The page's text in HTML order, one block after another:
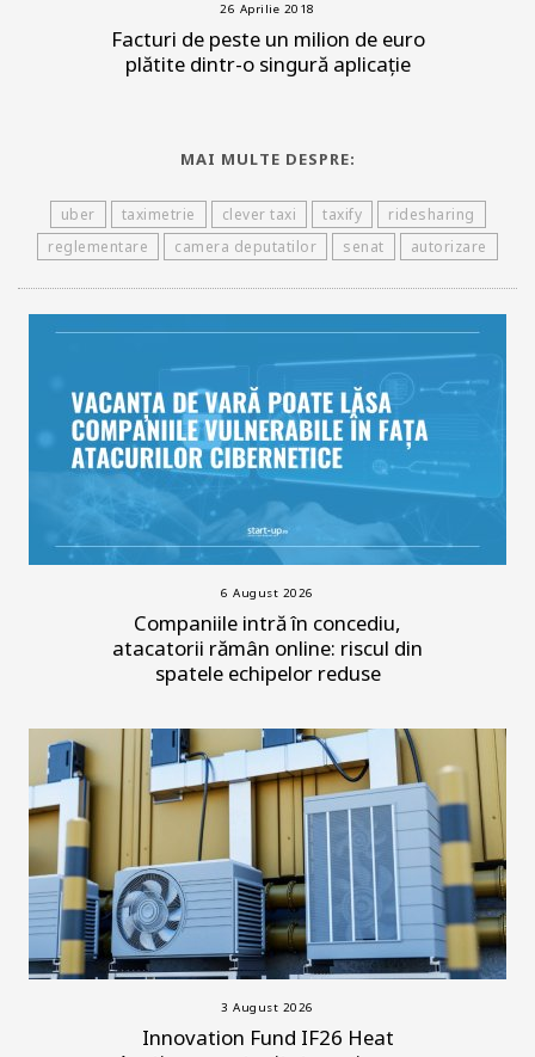
26 Aprilie 2018
Facturi de peste un milion de euro
plătite dintr-o singură aplicație
MAI MULTE DESPRE:
uber taximetrie clever taxi taxify
ridesharing
reglementare
camera deputatilor senat autorizare
6 August 2026
Companiile intră în concediu,
atacatorii rămân online: riscul din
spatele echipelor reduse
3 August 2026
Innovation Fund IF26 Heat